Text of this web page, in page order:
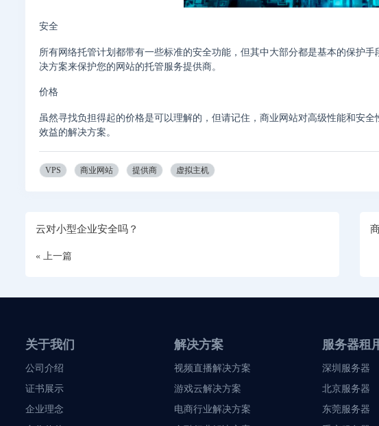
安全
所有网络托管计划都带有一些标准的安全功能，但其中大部分都是基本的保护
决方案来保护您的网站的托管服务提供商。
价格
虽然寻找负担得起的价格是可以理解的，但请记住，商业网站对高级性能和安
效益的解决方案。
VPS 商业网站 提供商 虚拟主机
云对小型企业安全吗？
« 上一篇
关于我们
公司介绍
证书展示
企业理念
解决方案
视频直播解决方案
游戏云解决方案
电商行业解决方案
服务器租
深圳服务器
北京服务器
东莞服务器